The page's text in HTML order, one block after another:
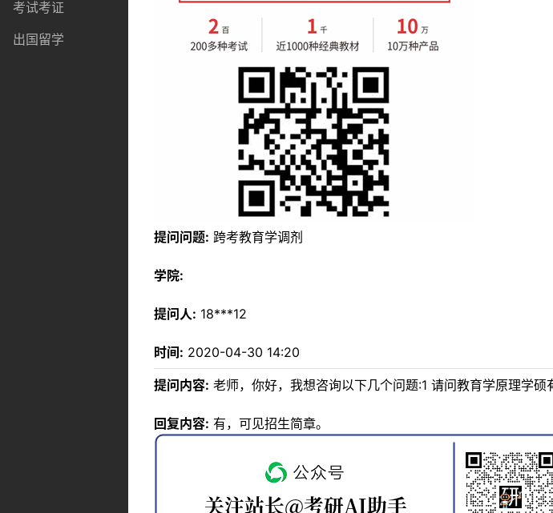
考试考证
出国留学
提问问题: 跨考教育学调剂
学院:
提问人: 18***12
时间: 2020-04-30 14:20
提问内容: 老师，你好，我想咨询以下几个问题:1 请问教育学原理学
回复内容: 有，可见招生简章。